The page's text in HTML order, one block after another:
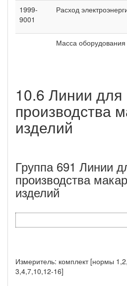
1999-
9001
Расход
Масса оборудования
10.6 Линии для
производства
изделий
Группа 691 Линии
производства
изделий
Измеритель: комплект [нормы
3,4,7,10,12-16]